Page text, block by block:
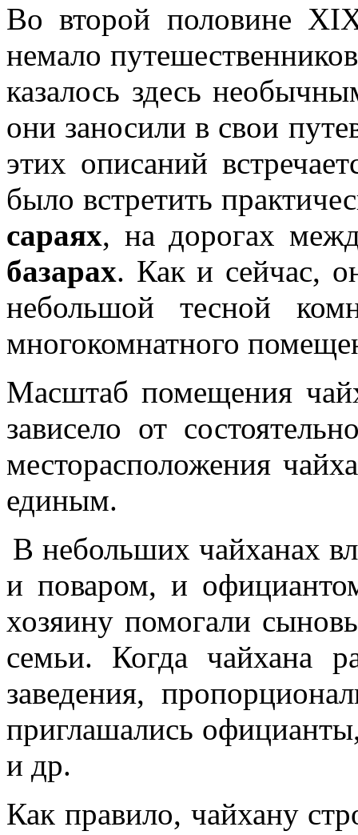
Во второй половине
немало
казалось здесь
они заносили в свои
этих описаний
было встретить
сараях, на дорогах
базарах. Как и сейчас,
небольшой тесной
многокомнатного
Масштаб помещения
зависело от
месторасположения
единым.
В небольших чайханах
и поваром, и
хозяину помогали
семьи. Когда чайхана
заведения,
приглашались
и др.
Как правило, чайхану